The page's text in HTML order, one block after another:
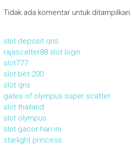
Tidak ada komentar untuk ditampilkan.
slot deposit qris
rajascatter88 slot login
slot777
slot bet 200
slot qris
gates of olympus super scatter
slot thailand
slot olympus
slot gacor hari ini
starlight princess